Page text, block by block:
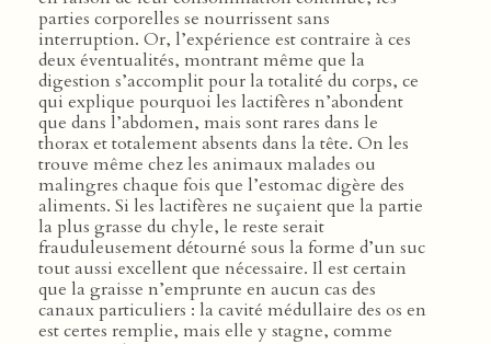
parties corporelles se nourrissent sans
interruption. Or, l’expérience est contraire à ces
deux éventualités, montrant même que la
digestion s’accomplit pour la totalité du corps, ce
qui explique pourquoi les lactifères n’abondent
que dans l’abdomen, mais sont rares dans le
thorax et totalement absents dans la tête. On les
trouve même chez les animaux malades ou
malingres chaque fois que l’estomac digère des
aliments. Si les lactifères ne suçaient que la partie
la plus grasse du chyle, le reste serait
frauduleusement détourné sous la forme d’un suc
tout aussi excellent que nécessaire. Il est certain
que la graisse n’emprunte en aucun cas des
canaux particuliers : la cavité médullaire des os en
est certes remplie, mais elle y stagne, comme